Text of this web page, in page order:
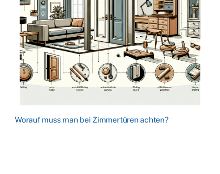
Worauf muss man bei Zimmertüren achten?